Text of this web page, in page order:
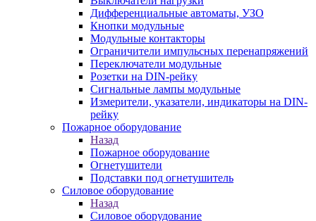
Дифференциальные автоматы, УЗО
Кнопки модульные
Модульные контакторы
Ограничители импульсных перенапряжений
Переключатели модульные
Розетки на DIN-рейку
Сигнальные лампы модульные
Измерители, указатели, индикаторы на DIN-
рейку
Пожарное оборудование
Назад
Пожарное оборудование
Огнетушители
Подставки под огнетушитель
Силовое оборудование
Назад
Силовое оборудование